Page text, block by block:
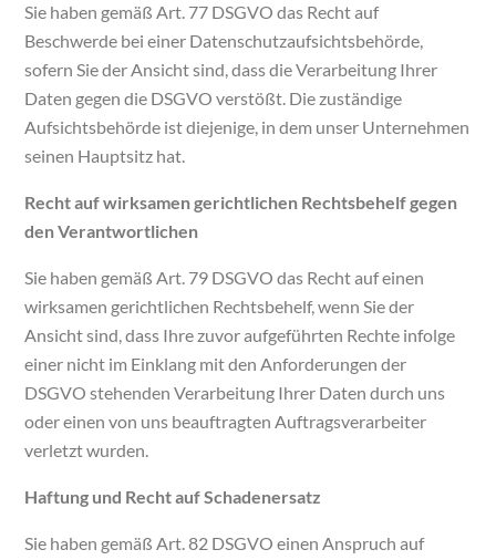
Sie haben gemäß Art. 77 DSGVO das Recht auf
Beschwerde bei einer Datenschutzaufsichtsbehörde,
sofern Sie der Ansicht sind, dass die Verarbeitung Ihrer
Daten gegen die DSGVO verstößt. Die zuständige
Aufsichtsbehörde ist diejenige, in dem unser Unternehmen
seinen Hauptsitz hat.
Recht auf wirksamen gerichtlichen Rechtsbehelf gegen
den Verantwortlichen
Sie haben gemäß Art. 79 DSGVO das Recht auf einen
wirksamen gerichtlichen Rechtsbehelf, wenn Sie der
Ansicht sind, dass Ihre zuvor aufgeführten Rechte infolge
einer nicht im Einklang mit den Anforderungen der
DSGVO stehenden Verarbeitung Ihrer Daten durch uns
oder einen von uns beauftragten Auftragsverarbeiter
verletzt wurden.
Haftung und Recht auf Schadenersatz
Sie haben gemäß Art. 82 DSGVO einen Anspruch auf